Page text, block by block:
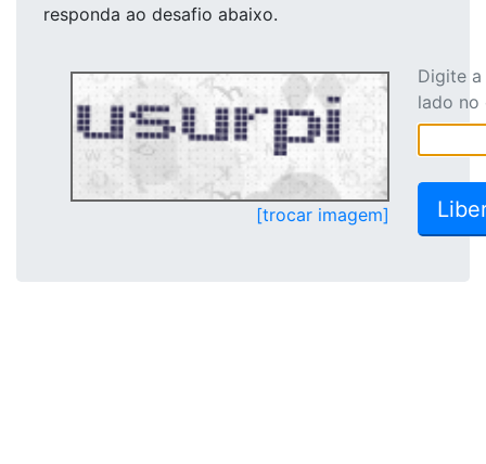
responda ao desafio abaixo.
[trocar imagem]
Digite
lado no